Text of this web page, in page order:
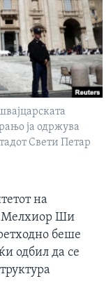
ја одржува
Свети Петар
на
Мелхиор Ши
беше
одбил да се